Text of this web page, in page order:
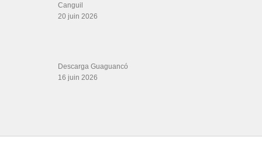
Canguil
20 juin 2026
Descarga Guaguancó
16 juin 2026